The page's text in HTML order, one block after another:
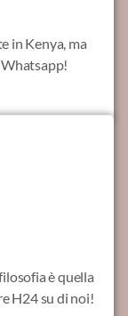
in Kenya, ma
è quella
H24 su di noi!